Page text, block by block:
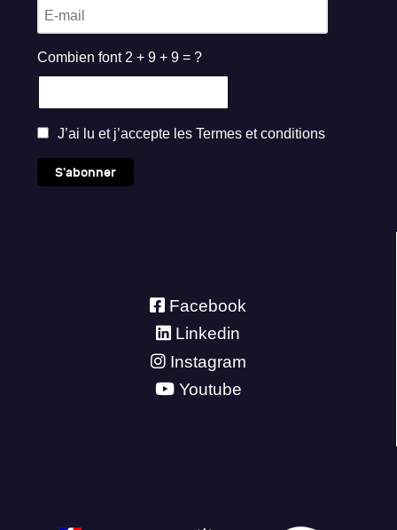
Combien font 2 + 9 + 9 = ?
J’ai lu et j’accepte les Termes et conditions
S'abonner
Facebook
Linkedin
Instagram
Youtube